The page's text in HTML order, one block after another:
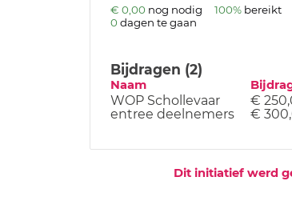
€ 0,00 nog nodig 100% bereikt
0 dagen te gaan
Bijdragen (2)
Naam
WOP Schollevaar €
entree deelnemers
€
Dit initiatief werd